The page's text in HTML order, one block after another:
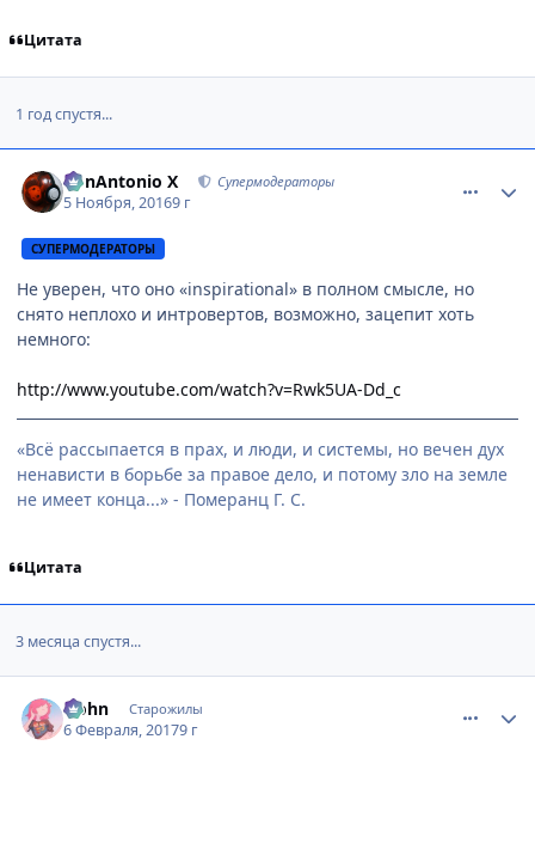
Цитата
1 год спустя...
BonAntonio X Супермодераторы
5 Ноября, 20169 г
СУПЕРМОДЕРАТОРЫ
Не уверен, что оно «inspirational» в полном смысле, но
снято неплохо и интровертов, возможно, зацепит хоть
немного:
http://www.youtube.com/watch?v=Rwk5UA-Dd_c
«Всё рассыпается в прах, и люди, и системы, но вечен дух
ненависти в борьбе за правое дело, и потому зло на земле
не имеет конца...» - Померанц Г. С.
Цитата
3 месяца спустя...
Hohn Старожилы
6 Февраля, 20179 г